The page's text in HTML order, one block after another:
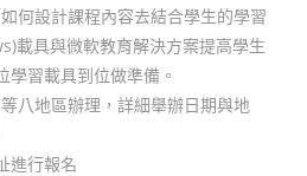
何設計課程內容去結合學生的學習
載具與微軟教育解決方案提高學生
學習載具到位做準備。
八地區辦理，詳細舉辦日期與地
進行報名